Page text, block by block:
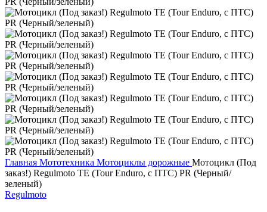
Главная Мототехника Мотоциклы дорожные Мотоцикл (Под
заказ!) Regulmoto TE (Tour Enduro, с ПТС) PR (Черный/
зеленый)
Regulmoto